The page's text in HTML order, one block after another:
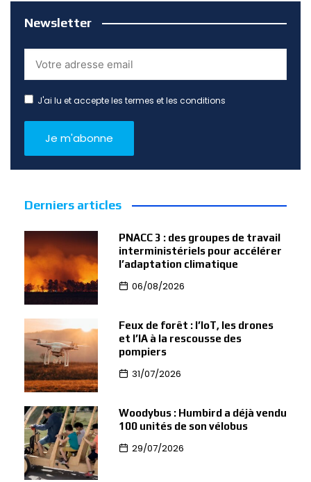
Newsletter
J'ai lu et accepte les termes et les conditions
Derniers articles
PNACC 3 : des groupes de travail
interministériels pour accélérer
l’adaptation climatique
06/08/2026
Feux de forêt : l’IoT, les drones
et l’IA à la rescousse des
pompiers
31/07/2026
Woodybus : Humbird a déjà vendu
100 unités de son vélobus
29/07/2026